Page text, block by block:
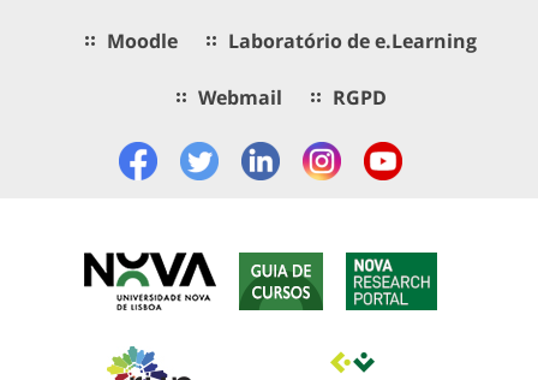
Moodle Laboratório de e.Learning
Webmail RGPD